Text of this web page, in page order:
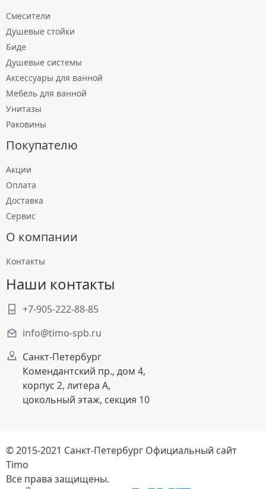
Смесители
Душевые стойки
Биде
Душевые системы
Аксессуары для ванной
Мебель для ванной
Унитазы
Раковины
Покупателю
Акции
Оплата
Доставка
Сервис
О компании
Контакты
Наши контакты
+7-905-222-88-85
info@timo-spb.ru
Санкт-Петербург
Комендантский пр., дом 4,
корпус 2, литера А,
цокольный этаж, секция 10
© 2015-2021 Санкт-Петербург Официальный сайт
Timo
Все права защищены.